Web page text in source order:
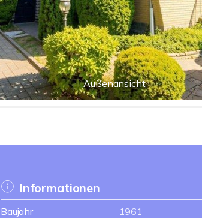
Außenansicht
Informationen
Baujahr 1961